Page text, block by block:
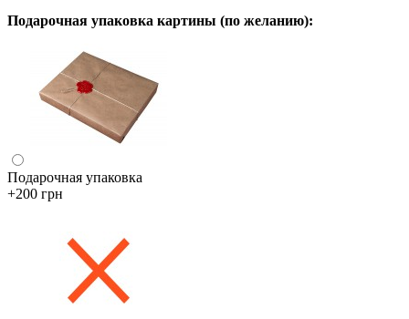
Подарочная упаковка картины (по желанию):
Подарочная упаковка
+200 грн